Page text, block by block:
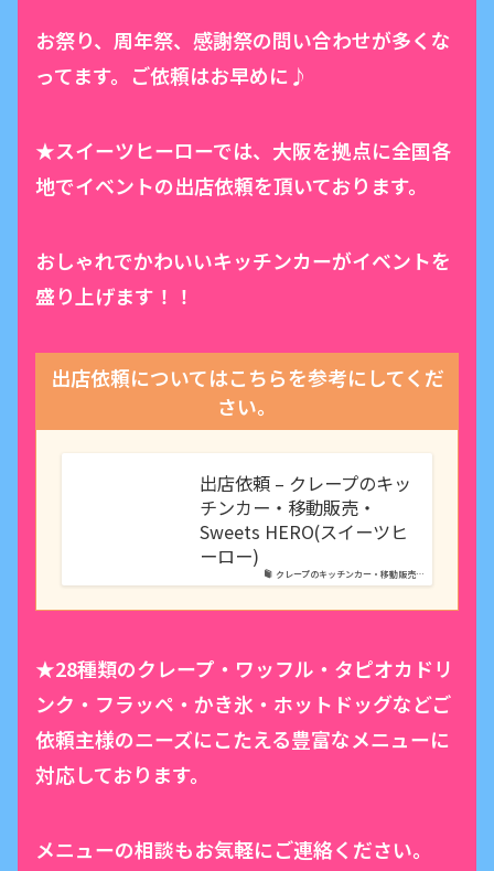
お祭り、周年祭、感謝祭の問い合わせが多くな
ってます。ご依頼はお早めに♪
★スイーツヒーローでは、大阪を拠点に全国各
地でイベントの出店依頼を頂いております。
おしゃれでかわいいキッチンカーがイベントを
盛り上げます！！
出店依頼についてはこちらを参考にしてくだ
さい。
クレープのキッチンカー・移動販売…
出店依頼 – クレープのキッ
チンカー・移動販売・
Sweets HERO(スイーツヒ
ーロー)
★28種類のクレープ・ワッフル・タピオカドリ
ンク・フラッペ・かき氷・ホットドッグなどご
依頼主様のニーズにこたえる豊富なメニューに
対応しております。
メニューの相談もお気軽にご連絡ください。